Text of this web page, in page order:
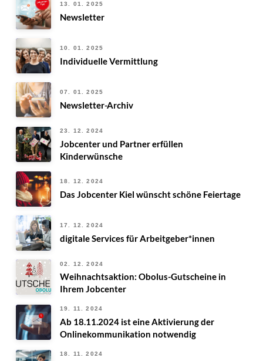
13. 01. 2025
Newsletter
10. 01. 2025
Individuelle Vermittlung
07. 01. 2025
Newsletter-Archiv
23. 12. 2024
Jobcenter und Partner erfüllen
Kinderwünsche
18. 12. 2024
Das Jobcenter Kiel wünscht schöne Feiertage
17. 12. 2024
digitale Services für Arbeitgeber*innen
02. 12. 2024
Weihnachtsaktion: Obolus-Gutscheine in
Ihrem Jobcenter
19. 11. 2024
Ab 18.11.2024 ist eine Aktivierung der
Onlinekommunikation notwendig
18. 11. 2024